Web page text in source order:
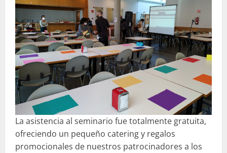
La asistencia al seminario fue totalmente gratuita,
ofreciendo un pequeño catering y regalos
promocionales de nuestros patrocinadores a los